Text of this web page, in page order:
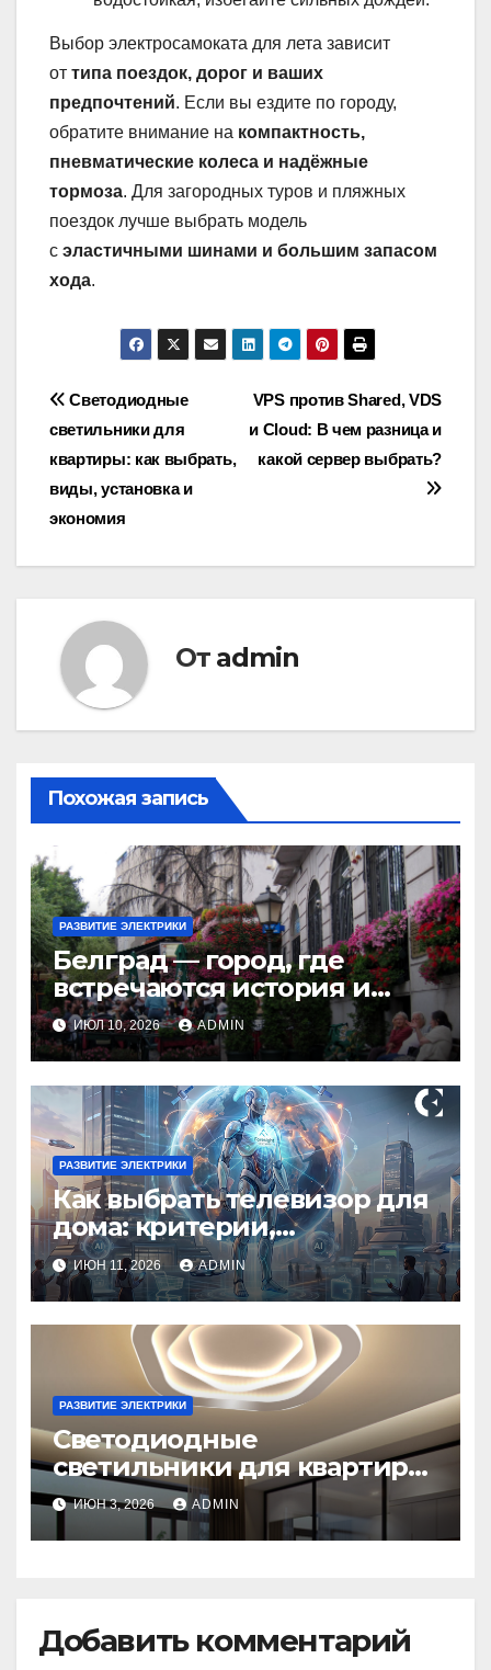
Выбор электросамоката для лета зависит
от типа поездок, дорог и ваших
предпочтений. Если вы ездите по городу,
обратите внимание на компактность,
пневматические колеса и надёжные
тормоза. Для загородных туров и пляжных
поездок лучше выбрать модель
с эластичными шинами и большим запасом
хода.
Навигация
по
записям
VPS против Shared, VDS
и Cloud: В чем разница и
какой сервер выбрать?
Светодиодные
светильники для
квартиры: как выбрать,
виды, установка и
экономия
От admin
Похожая запись
РАЗВИТИЕ ЭЛЕКТРИКИ
Белград — город, где
встречаются история и
современность
ИЮЛ 10, 2026 ADMIN
РАЗВИТИЕ ЭЛЕКТРИКИ
Как выбрать телевизор для
дома: критерии,
технологии и советы
ИЮН 11, 2026 ADMIN
РАЗВИТИЕ ЭЛЕКТРИКИ
Светодиодные
светильники для квартиры:
как выбрать, виды,
установка и экономия
ИЮН 3, 2026 ADMIN
Добавить комментарий